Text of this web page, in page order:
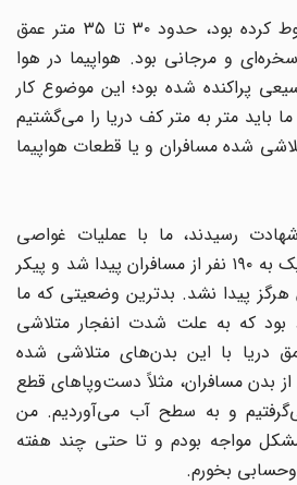
منطقه‌ای که هواپیما سقوط کرده بود، حدود ۳۰ تا ۳۵ متر عمق
و مرجانی بود. هواپیما در هوا
پراکنده شده بود؛ این موضوع کار
متر به متر کف دریا را می‌گشتیم
شده مسافران و یا قطعات هواپیما
رسیدند، ما با عملیات غواصی
توانستیم تنها اجساد نزدیک به ۱۹۰ نفر از مسافران پیدا شد و پیکر
هرگز پیدا نشد. بدترین وضعیتی که ما
که به علت شدت انفجار متلاشی
دریا با این بدن‌های متلاشی شده
بدن مسافران، مثلاً دست‌وپاهای قطع
و به سطح آب می‌آوردیم. من
مواجه بودم و تا حتی چند هفته
بخورم.